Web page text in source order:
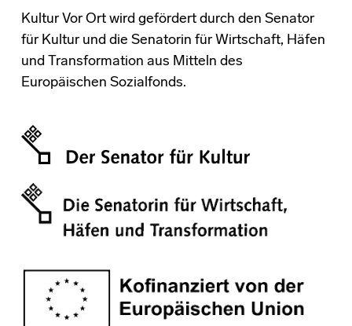
Kultur Vor Ort wird gefördert durch den Senator
für Kultur und die Senatorin für Wirtschaft, Häfen
und Transformation aus Mitteln des
Europäischen Sozialfonds.